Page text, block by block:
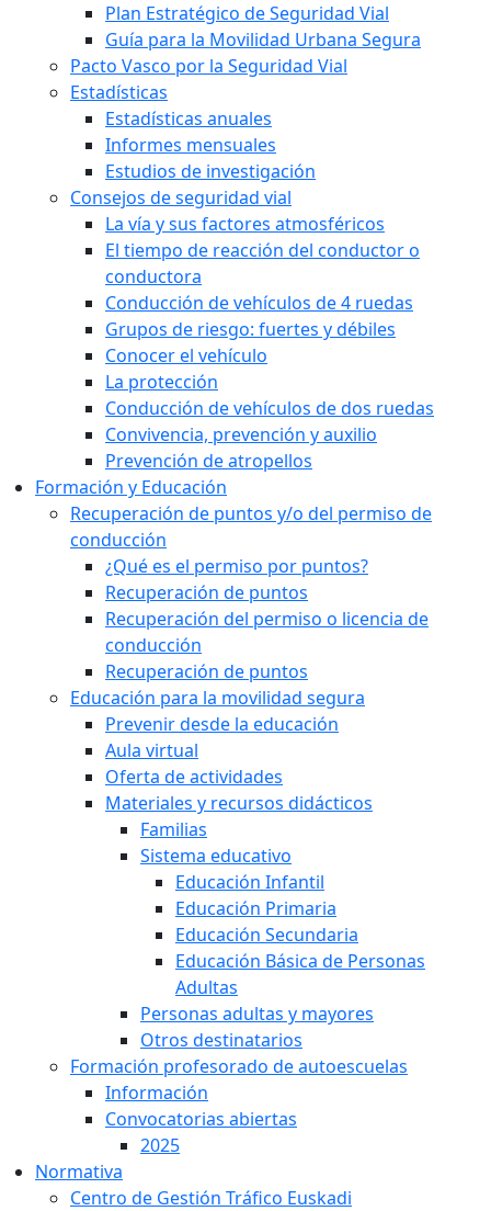
Plan Estratégico de Seguridad Vial
Guía para la Movilidad Urbana Segura
Pacto Vasco por la Seguridad Vial
Estadísticas
Estadísticas anuales
Informes mensuales
Estudios de investigación
Consejos de seguridad vial
La vía y sus factores atmosféricos
El tiempo de reacción del conductor o
conductora
Conducción de vehículos de 4 ruedas
Grupos de riesgo: fuertes y débiles
Conocer el vehículo
La protección
Conducción de vehículos de dos ruedas
Convivencia, prevención y auxilio
Prevención de atropellos
Formación y Educación
Recuperación de puntos y/o del permiso de
conducción
¿Qué es el permiso por puntos?
Recuperación de puntos
Recuperación del permiso o licencia de
conducción
Recuperación de puntos
Educación para la movilidad segura
Prevenir desde la educación
Aula virtual
Oferta de actividades
Materiales y recursos didácticos
Familias
Sistema educativo
Educación Infantil
Educación Primaria
Educación Secundaria
Educación Básica de Personas
Adultas
Personas adultas y mayores
Otros destinatarios
Formación profesorado de autoescuelas
Información
Convocatorias abiertas
2025
Normativa
Centro de Gestión Tráfico Euskadi